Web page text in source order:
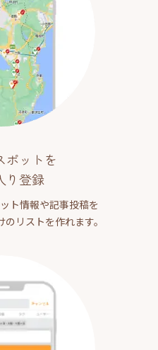
ポットを
り登録
ト情報や記事投稿を
リストを作れます。